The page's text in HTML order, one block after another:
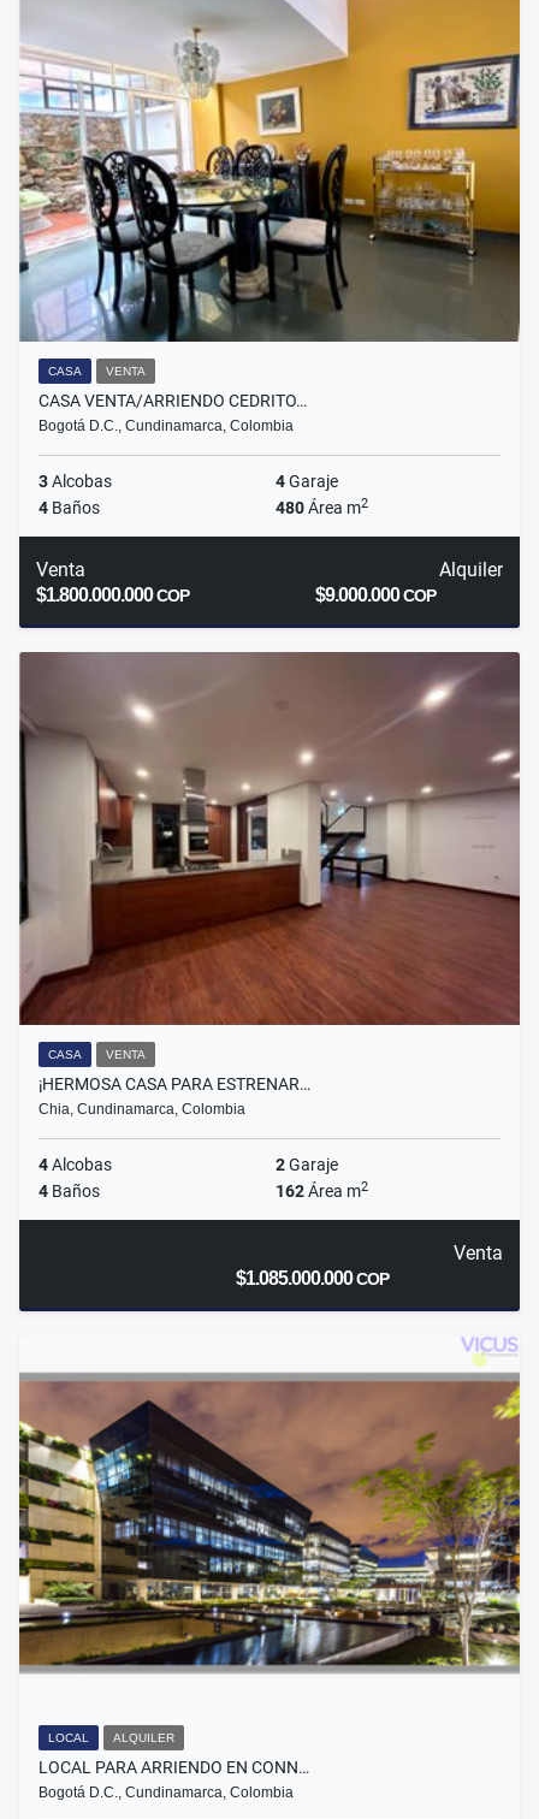
CASA VENTA
CASA VENTA/ARRIENDO CEDRITO…
Bogotá D.C., Cundinamarca, Colombia
3Alcobas 4Garaje
4 Baños 480Área m2
Venta
$1.800.000.000COP
Alquiler
$9.000.000COP
CASA VENTA
¡HERMOSA CASA PARA ESTRENAR…
Chia, Cundinamarca, Colombia
4Alcobas 2Garaje
4 Baños 162Área m2
Venta
$1.085.000.000COP
LOCAL ALQUILER
LOCAL PARA ARRIENDO EN CONN…
Bogotá D.C., Cundinamarca, Colombia